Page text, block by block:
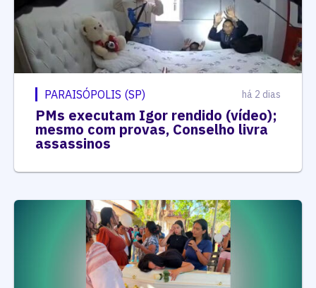
PARAISÓPOLIS (SP) há 2 dias
PMs executam Igor rendido (vídeo);
mesmo com provas, Conselho livra
assassinos